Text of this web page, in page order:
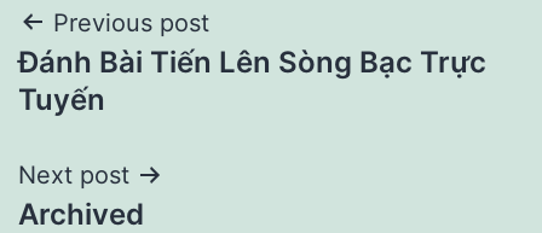
Post
navigation
Previous post
Đánh Bài Tiến Lên Sòng Bạc Trực
Tuyến
Next post
Archived